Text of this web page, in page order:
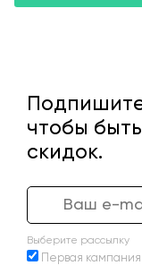
чтобы
скидок.
Выберите рассылку
Первая кампания